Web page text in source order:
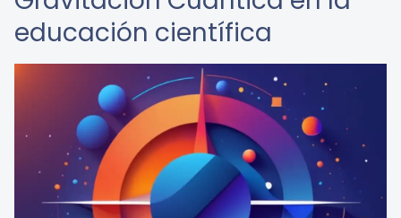
educación científica